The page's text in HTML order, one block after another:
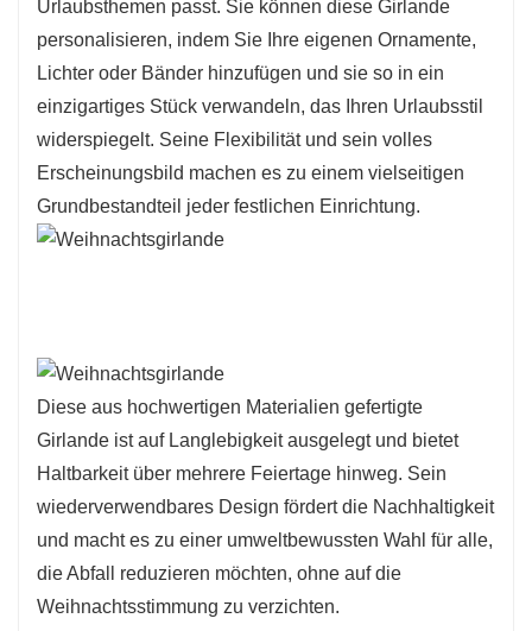
Urlaubsthemen passt. Sie können diese Girlande
personalisieren, indem Sie Ihre eigenen Ornamente,
Lichter oder Bänder hinzufügen und sie so in ein
einzigartiges Stück verwandeln, das Ihren Urlaubsstil
widerspiegelt. Seine Flexibilität und sein volles
Erscheinungsbild machen es zu einem vielseitigen
Grundbestandteil jeder festlichen Einrichtung.
Diese aus hochwertigen Materialien gefertigte
Girlande ist auf Langlebigkeit ausgelegt und bietet
Haltbarkeit über mehrere Feiertage hinweg. Sein
wiederverwendbares Design fördert die Nachhaltigkeit
und macht es zu einer umweltbewussten Wahl für alle,
die Abfall reduzieren möchten, ohne auf die
Weihnachtsstimmung zu verzichten.